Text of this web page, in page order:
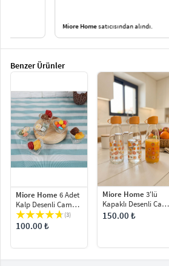
Miore Homesatıcısından alındı.
Benzer Ürünler
Miore Home 6 Adet
Kalp Desenli Cam
Lokumluk Şekerlik
Kase Rayan Sadaf
(3)
100.00 ₺
Miore Home 3'lü
Kapaklı Desenli Cam
Su Şişesi Meşrubat
150.00 ₺